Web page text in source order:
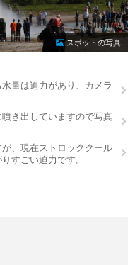
スポットの写真
量は迫力があり、カメラ
き出していますので写真
、現在ストロッククール
すごい迫力です。